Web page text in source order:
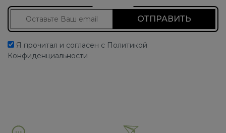
Я прочитал и согласен с Политикой
Конфиденциальности